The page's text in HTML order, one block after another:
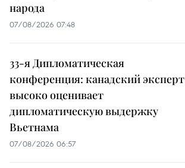
народа
07/08/2026 07:48
33-я Дипломатическая
конференция: канадский эксперт
высоко оценивает
дипломатическую выдержку
Вьетнама
07/08/2026 06:57